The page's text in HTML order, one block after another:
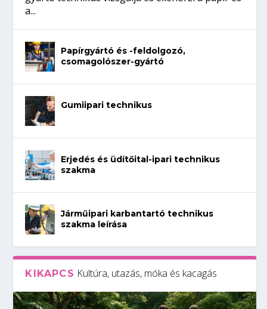
a...
Papírgyártó és -feldolgozó,
csomagolószer-gyártó
Gumiipari technikus
Erjedés és üdítőital-ipari technikus
szakma
Járműipari karbantartó technikus
szakma leírása
KIKAPCS Kultúra, utazás, móka és kacagás